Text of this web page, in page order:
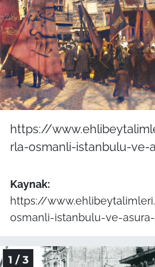
https://
rla-osmanli-istanbulu-ve-
Kaynak:
https://
osmanli-istanbulu-ve-
1 / 3